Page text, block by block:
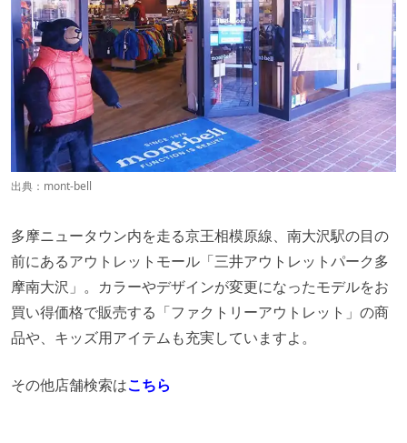
出典： mont-bell
多摩ニュータウン内を走る京王相模原線、南大沢駅の目の
前にあるアウトレットモール「三井アウトレットパーク多
摩南大沢」。カラーやデザインが変更になったモデルをお
買い得価格で販売する「ファクトリーアウトレット」の商
品や、キッズ用アイテムも充実していますよ。
その他店舗検索はこちら